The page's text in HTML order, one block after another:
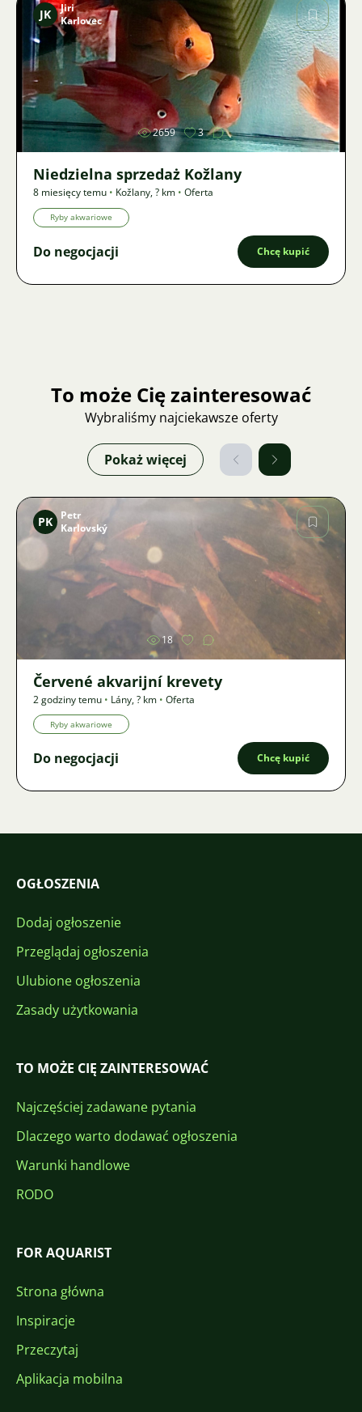
Zdjęcie
JK
Jiri
Karlovec
2659 3
Niedzielna sprzedaż Kožlany
8 miesięcy temu • Kožlany,? km • Oferta
Ryby akwariowe
Do negocjacji Chcę kupić
To może Cię zainteresować
Wybraliśmy najciekawsze oferty
Pokaż więcej
Zdjęcie
PK
Petr
Karlovský
18
Červené akvarijní krevety
2 godziny temu • Lány,? km • Oferta
Ryby akwariowe
Do negocjacji Chcę kupić
OGŁOSZENIA
Dodaj ogłoszenie
Przeglądaj ogłoszenia
Ulubione ogłoszenia
Zasady użytkowania
TO MOŻE CIĘ ZAINTERESOWAĆ
Najczęściej zadawane pytania
Dlaczego warto dodawać ogłoszenia
Warunki handlowe
RODO
FOR AQUARIST
Strona główna
Inspiracje
Przeczytaj
Aplikacja mobilna